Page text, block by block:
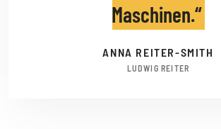
Maschinen.
ANNA REITER-SMITH
LUDWIG REITER